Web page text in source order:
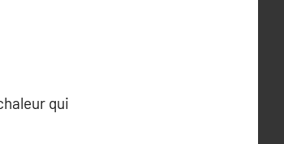
qui